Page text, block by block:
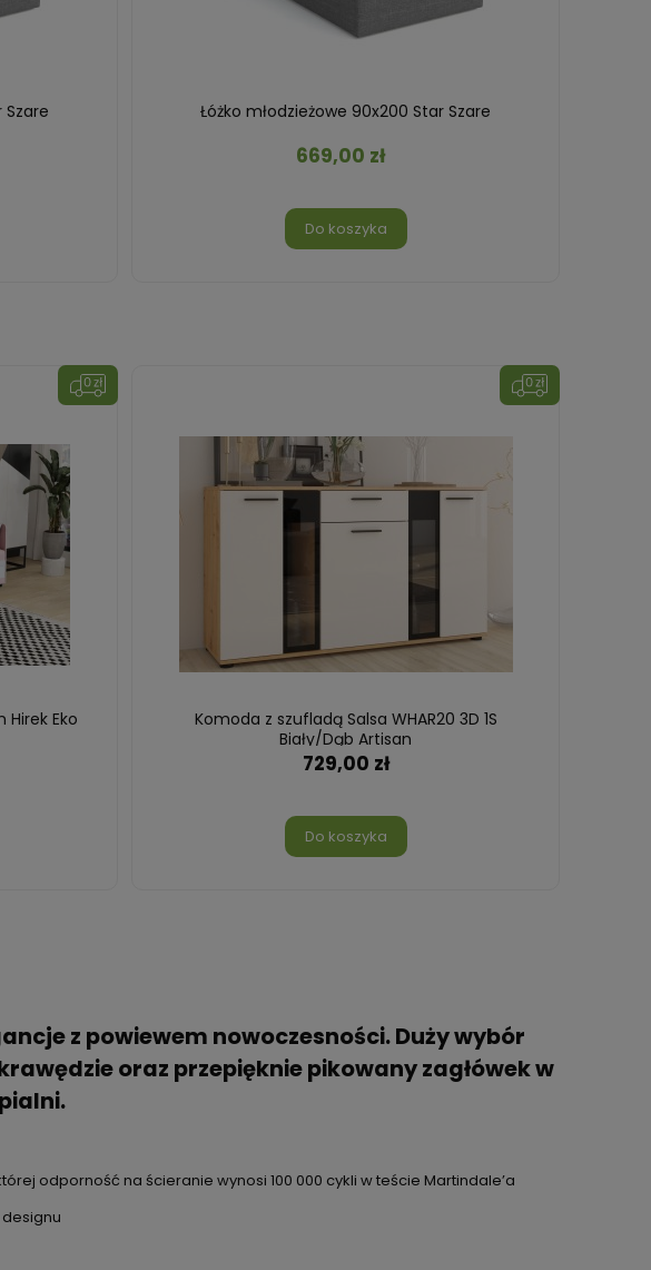
Szare Łóżko młodzieżowe 90x200 Star Szare
669,00 zł
Do koszyka
Eko
Komoda z szufladą Salsa WHAR20 3D 1S
Biały/Dąb Artisan
729,00 zł
Do koszyka
z powiewem nowoczesności. Duży wybór
oraz przepięknie pikowany zagłówek w
odporność na ścieranie wynosi 100 000 cykli w teście Martindale’a